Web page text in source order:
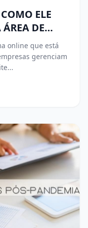
ELE
DE
online que está
gerenciam